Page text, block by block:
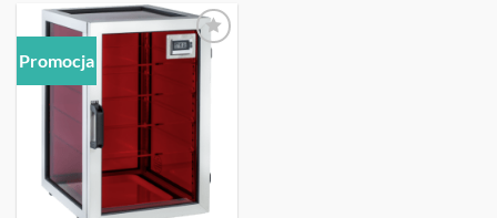
Promocja OBSERWUJ